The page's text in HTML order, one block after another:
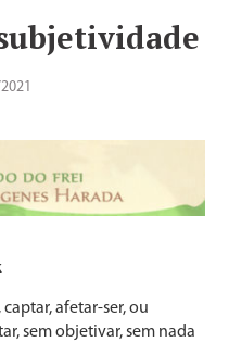
afetar-ser, ou
sem objetivar, sem nada